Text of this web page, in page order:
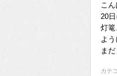
こん
20
灯
よ
ま
カテ